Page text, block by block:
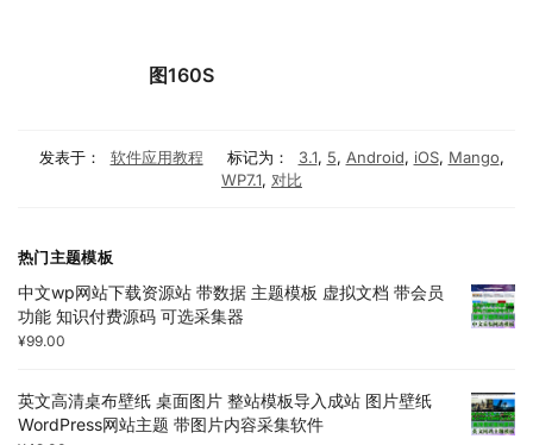
图160S
发表于： 软件应用教程 标记为： 3.1, 5, Android, iOS, Mango,
WP7.1, 对比
热门主题模板
中文wp网站下载资源站 带数据 主题模板 虚拟文档 带会员
功能 知识付费源码 可选采集器
¥99.00
英文高清桌布壁纸 桌面图片 整站模板导入成站 图片壁纸
WordPress网站主题 带图片内容采集软件